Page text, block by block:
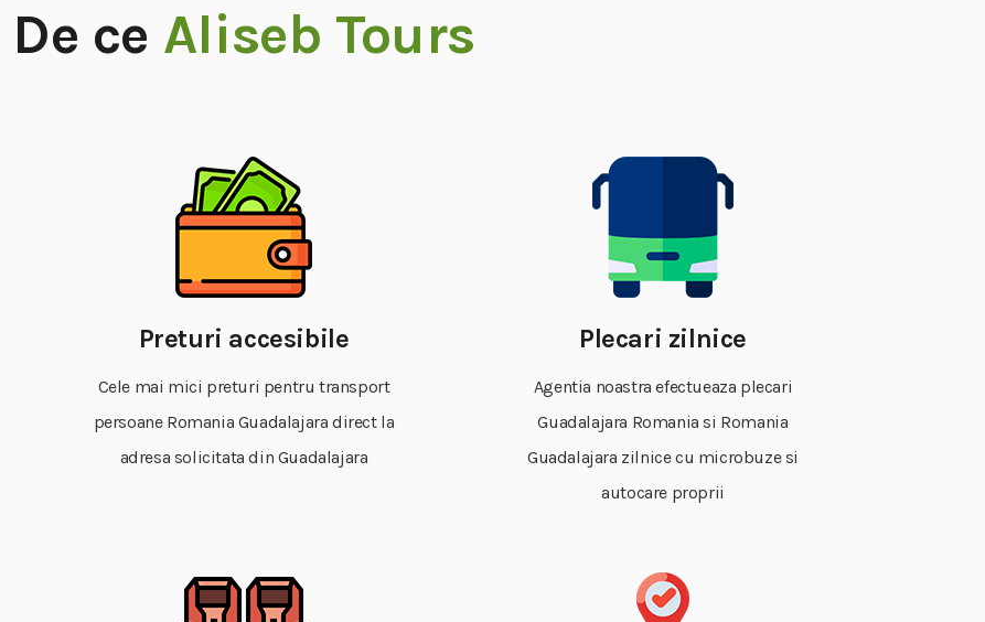
De ce Aliseb Tours
Preturi accesibile
Cele mai mici preturi pentru transport
persoane Romania Guadalajara direct la
adresa solicitata din Guadalajara
Plecari zilnice
Agentia noastra efectueaza plecari
Guadalajara Romania si Romania
Guadalajara zilnice cu microbuze si
autocare proprii